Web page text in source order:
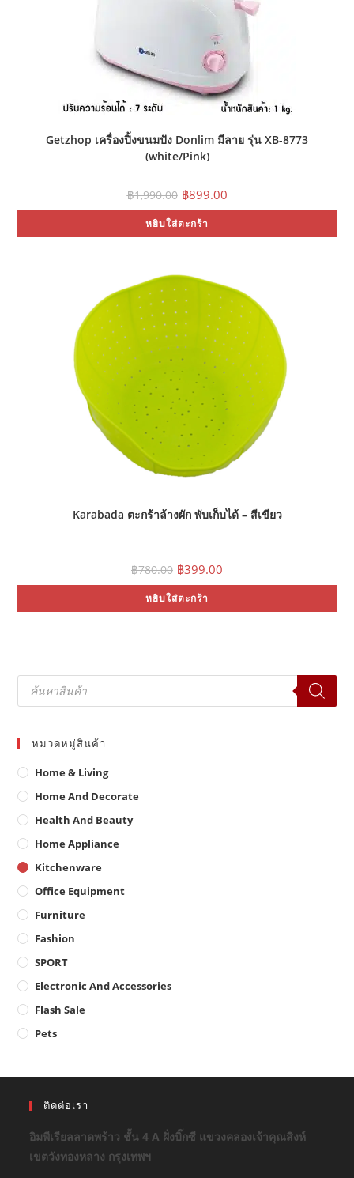
Getzhop เครื่องปิ้งขนมปัง Donlim มีลาย รุ่น XB-8773
(white/Pink)
฿1,990.00 Original
price
was:
฿1,990.00.
฿899.00Current
price
is:
หยิบใส่ตะกร้า
Karabada ตะกร้าล้างผัก พับเก็บได้ – สีเขียว
฿780.00 Original
price
was:
฿780.00.
฿399.00
is:
หยิบใส่ตะกร้า
Products
search
หมวดหมู่สินค้า
Home & Living
Home And Decorate
Health And Beauty
Home Appliance
Kitchenware
Office Equipment
Furniture
Fashion
SPORT
Electronic And Accessories
Flash Sale
Pets
ติดต่อเรา
อิมพีเรียลลาดพร้าว ชั้น 4 A ฝั่งบิ๊กซี แขวงคลองเจ้าคุณสิงห์
เขตวังทองหลาง กรุงเทพฯ